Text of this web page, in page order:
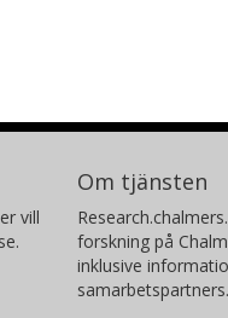
vill
Om tjänsten
forskning på
inklusive
samarbetspartners.